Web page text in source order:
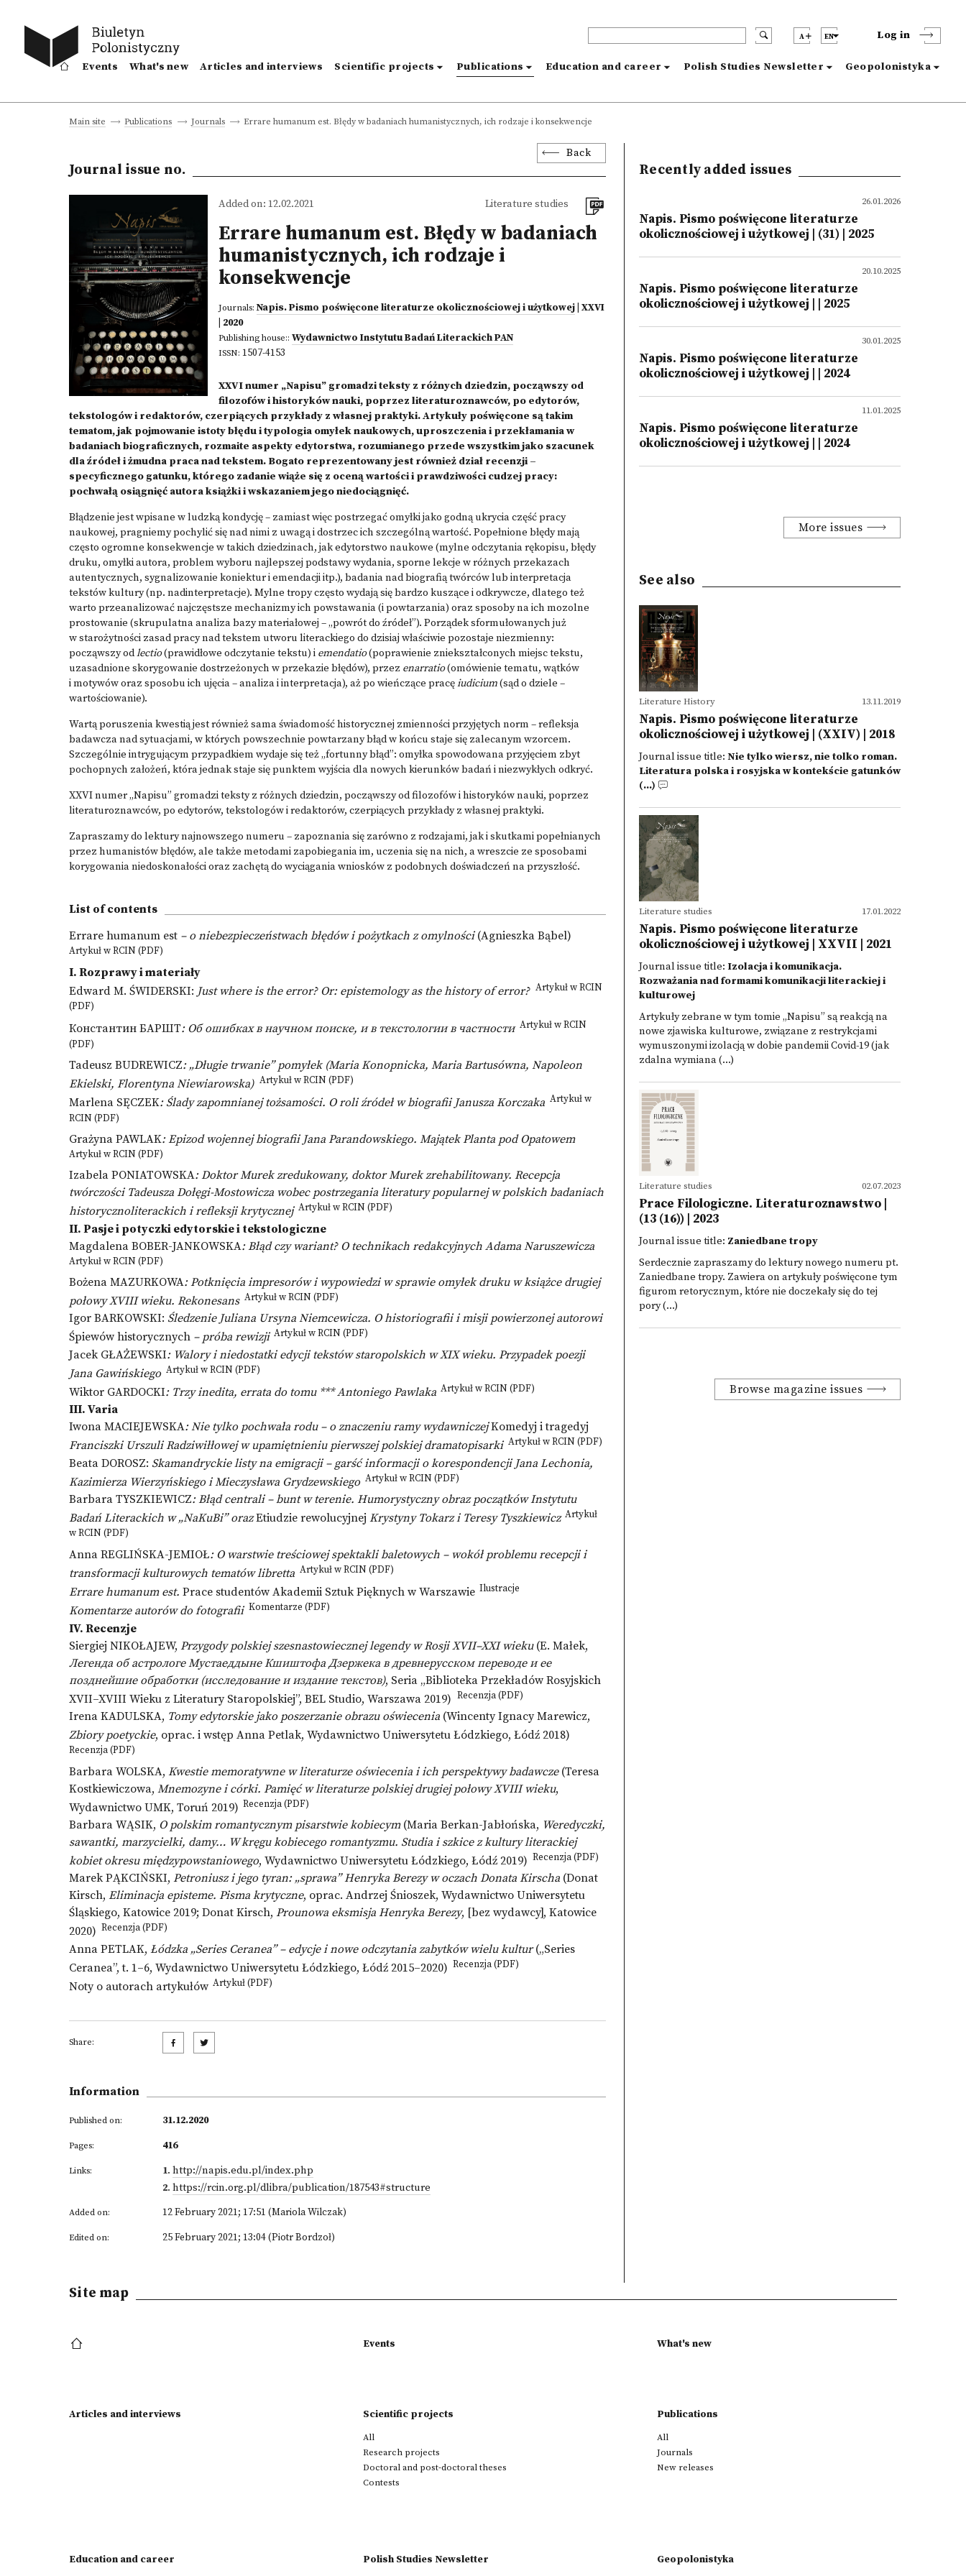
A EN Log in
Events What's new Articles and interviews Scientific projects Publications Education and career Polish Studies Newsletter Geopolonistyka
Main site Publications Journals Errare humanum est. Błędy w badaniach humanistycznych, ich rodzaje i konsekwencje
Back
Journal issue no.
Added on: 12.02.2021 Literature studies
Errare humanum est. Błędy w badaniach
humanistycznych, ich rodzaje i
konsekwencje
Journals: Napis. Pismo poświęcone literaturze okolicznościowej i użytkowej | XXVI
| 2020
Publishing house:: Wydawnictwo Instytutu Badań Literackich PAN
ISSN: 1507-4153
XXVI numer „Napisu” gromadzi teksty z różnych dziedzin, począwszy od
filozofów i historyków nauki, poprzez literaturoznawców, po edytorów,
tekstologów i redaktorów, czerpiących przykłady z własnej praktyki. Artykuły poświęcone są takim
tematom, jak pojmowanie istoty błędu i typologia omyłek naukowych, uproszczenia i przekłamania w
badaniach biograficznych, rozmaite aspekty edytorstwa, rozumianego przede wszystkim jako szacunek
dla źródeł i żmudna praca nad tekstem. Bogato reprezentowany jest również dział recenzji –
specyficznego gatunku, którego zadanie wiąże się z oceną wartości i prawdziwości cudzej pracy:
pochwałą osiągnięć autora książki i wskazaniem jego niedociągnięć.
Błądzenie jest wpisane w ludzką kondycję – zamiast więc postrzegać omyłki jako godną ukrycia część pracy
naukowej, pragniemy pochylić się nad nimi z uwagą i dostrzec ich szczególną wartość. Popełnione błędy mają
często ogromne konsekwencje w takich dziedzinach, jak edytorstwo naukowe (mylne odczytania rękopisu, błędy
druku, omyłki autora, problem wyboru najlepszej podstawy wydania, sporne lekcje w różnych przekazach
autentycznych, sygnalizowanie koniektur i emendacji itp.), badania nad biografią twórców lub interpretacja
tekstów kultury (np. nadinterpretacje). Mylne tropy często wydają się bardzo kuszące i odkrywcze, dlatego też
warto przeanalizować najczęstsze mechanizmy ich powstawania (i powtarzania) oraz sposoby na ich mozolne
prostowanie (skrupulatna analiza bazy materiałowej – „powrót do źródeł”). Porządek sformułowanych już
w starożytności zasad pracy nad tekstem utworu literackiego do dzisiaj właściwie pozostaje niezmienny:
począwszy odlectio(prawidłowe odczytanie tekstu) i emendatio(poprawienie zniekształconych miejsc tekstu,
uzasadnione skorygowanie dostrzeżonych w przekazie błędów), przez enarratio(omówienie tematu, wątków
i motywów oraz sposobu ich ujęcia – analiza i interpretacja), aż po wieńczące pracęiudicium(sąd o dziele –
wartościowanie).
Wartą poruszenia kwestią jest również sama świadomość historycznej zmienności przyjętych norm – refleksja
badawcza nad sytuacjami, w których powszechnie powtarzany błąd w końcu staje się zalecanym wzorcem.
Szczególnie intrygującym przypadkiem wydaje się też „fortunny błąd”: omyłka spowodowana przyjęciem zbyt
pochopnych założeń, która jednak staje się punktem wyjścia dla nowych kierunków badań i niezwykłych odkryć.
XXVI numer „Napisu” gromadzi teksty z różnych dziedzin, począwszy od filozofów i historyków nauki, poprzez
literaturoznawców, po edytorów, tekstologów i redaktorów, czerpiących przykłady z własnej praktyki.
Zapraszamy do lektury najnowszego numeru – zapoznania się zarówno z rodzajami, jak i skutkami popełnianych
przez humanistów błędów, ale także metodami zapobiegania im, uczenia się na nich, a wreszcie ze sposobami
korygowania niedoskonałości oraz zachętą do wyciągania wniosków z podobnych doświadczeń na przyszłość.
List of contents
Errare humanum est – o niebezpieczeństwach błędów i pożytkach z omylności(Agnieszka Bąbel)
Artykuł w RCIN (PDF)
I. Rozprawy i materiały
Edward M. ŚWIDERSKI: Just where is the error? Or: epistemology as the history of error? Artykuł w RCIN
(PDF)
Константин БАРШТ: Об ошибках в научном поиске, и в текстологии в частности Artykuł w RCIN
(PDF)
Tadeusz BUDREWICZ: „Długie trwanie” pomyłek (Maria Konopnicka, Maria Bartusówna, Napoleon
Ekielski, Florentyna Niewiarowska) Artykuł w RCIN (PDF)
Marlena SĘCZEK: Ślady zapomnianej tożsamości. O roli źródeł w biografii Janusza Korczaka Artykuł w
RCIN (PDF)
Grażyna PAWLAK: Epizod wojennej biografii Jana Parandowskiego. Majątek Planta pod Opatowem
Artykuł w RCIN (PDF)
Izabela PONIATOWSKA: Doktor Murek zredukowany, doktor Murek zrehabilitowany. Recepcja
twórczości Tadeusza Dołęgi-Mostowicza wobec postrzegania literatury popularnej w polskich badaniach
historycznoliterackich i refleksji krytycznej Artykuł w RCIN (PDF)
II. Pasje i potyczki edytorskie i tekstologiczne
Magdalena BOBER-JANKOWSKA: Błąd czy wariant? O technikach redakcyjnych Adama Naruszewicza
Artykuł w RCIN (PDF)
Bożena MAZURKOWA: Potknięcia impresorów i wypowiedzi w sprawie omyłek druku w książce drugiej
połowy XVIII wieku. Rekonesans Artykuł w RCIN (PDF)
Igor BARKOWSKI: Śledzenie Juliana Ursyna Niemcewicza. O historiografii i misji powierzonej autorowi
Śpiewów historycznych – próba rewizjiArtykuł w RCIN (PDF)
Jacek GŁAŻEWSKI: Walory i niedostatki edycji tekstów staropolskich w XIX wieku. Przypadek poezji
Jana Gawińskiego Artykuł w RCIN (PDF)
Wiktor GARDOCKI: Trzy inedita, errata do tomu *** Antoniego Pawlaka Artykuł w RCIN (PDF)
III. Varia
Iwona MACIEJEWSKA: Nie tylko pochwała rodu – o znaczeniu ramy wydawniczejKomedyj i tragedyj
Franciszki Urszuli Radziwiłłowej w upamiętnieniu pierwszej polskiej dramatopisarki Artykuł w RCIN (PDF)
Beata DOROSZ: Skamandryckie listy na emigracji – garść informacji o korespondencji Jana Lechonia,
Kazimierza Wierzyńskiego i Mieczysława Grydzewskiego Artykuł w RCIN (PDF)
Barbara TYSZKIEWICZ: Błąd centrali – bunt w terenie. Humorystyczny obraz początków Instytutu
Badań Literackich w „NaKuBi” orazEtiudzie rewolucyjnej Krystyny Tokarz i Teresy Tyszkiewicz Artykuł
w RCIN (PDF)
Anna REGLIŃSKA-JEMIOŁ: O warstwie treściowej spektakli baletowych – wokół problemu recepcji i
transformacji kulturowych tematów libretta Artykuł w RCIN (PDF)
Errare humanum est. Prace studentów Akademii Sztuk Pięknych w Warszawie Ilustracje
Komentarze autorów do fotografii Komentarze (PDF)
IV. Recenzje
Siergiej NIKOŁAJEW, Przygody polskiej szesnastowiecznej legendy w Rosji XVII–XXI wieku(E. Małek,
Легенда об астрологе Мустаеддыне Кшиштофа Дзержека в древнерусском переводе и ее
позднейшие обработки (исследование и издание текстов), Seria „Biblioteka Przekładów Rosyjskich
XVII–XVIII Wieku z Literatury Staropolskiej”, BEL Studio, Warszawa 2019) Recenzja (PDF)
Irena KADULSKA, Tomy edytorskie jako poszerzanie obrazu oświecenia (Wincenty Ignacy Marewicz,
Zbiory poetyckie, oprac. i wstęp Anna Petlak, Wydawnictwo Uniwersytetu Łódzkiego, Łódź 2018)
Recenzja (PDF)
Barbara WOLSKA, Kwestie memoratywne w literaturze oświecenia i ich perspektywy badawcze(Teresa
Kostkiewiczowa, Mnemozyne i córki. Pamięć w literaturze polskiej drugiej połowy XVIII wieku,
Wydawnictwo UMK, Toruń 2019) Recenzja (PDF)
Barbara WĄSIK, O polskim romantycznym pisarstwie kobiecym(Maria Berkan-Jabłońska, Weredyczki,
sawantki, marzycielki, damy… W kręgu kobiecego romantyzmu. Studia i szkice z kultury literackiej
kobiet okresu międzypowstaniowego, Wydawnictwo Uniwersytetu Łódzkiego, Łódź 2019) Recenzja (PDF)
Marek PĄKCIŃSKI, Petroniusz i jego tyran: „sprawa” Henryka Berezy w oczach Donata Kirscha (Donat
Kirsch, Eliminacja episteme. Pisma krytyczne, oprac. Andrzej Śnioszek, Wydawnictwo Uniwersytetu
Śląskiego, Katowice 2019; Donat Kirsch, Prounowa eksmisja Henryka Berezy, [bez wydawcy], Katowice
2020) Recenzja (PDF)
Anna PETLAK, Łódzka „Series Ceranea” – edycje i nowe odczytania zabytków wielu kultur(„Series
Ceranea”, t. 1–6, Wydawnictwo Uniwersytetu Łódzkiego, Łódź 2015–2020) Recenzja (PDF)
Noty o autorach artykułów Artykuł (PDF)
Share:
Information
Published on: 31.12.2020
Pages: 416
Links: 1. http://napis.edu.pl/index.php
2. https://rcin.org.pl/dlibra/publication/187543#structure
Added on: 12 February 2021; 17:51 (Mariola Wilczak)
Edited on: 25 February 2021; 13:04 (Piotr Bordzoł)
Recently added issues
26.01.2026
Napis. Pismo poświęcone literaturze
okolicznościowej i użytkowej | (31) | 2025
20.10.2025
Napis. Pismo poświęcone literaturze
okolicznościowej i użytkowej | | 2025
30.01.2025
Napis. Pismo poświęcone literaturze
okolicznościowej i użytkowej | | 2024
11.01.2025
Napis. Pismo poświęcone literaturze
okolicznościowej i użytkowej | | 2024
More issues
See also
13.11.2019
Literature History
Napis. Pismo poświęcone literaturze
okolicznościowej i użytkowej | (XXIV) | 2018
Journal issue title: Nie tylko wiersz, nie tolko roman.
Literatura polska i rosyjska w kontekście gatunków
(...)
17.01.2022
Literature studies
Napis. Pismo poświęcone literaturze
okolicznościowej i użytkowej | XXVII | 2021
Journal issue title: Izolacja i komunikacja.
Rozważania nad formami komunikacji literackiej i
kulturowej
Artykuły zebrane w tym tomie „Napisu” są reakcją na
nowe zjawiska kulturowe, związane z restrykcjami
wymuszonymi izolacją w dobie pandemii Covid-19 (jak
zdalna wymiana (...)
02.07.2023
Literature studies
Prace Filologiczne. Literaturoznawstwo |
(13 (16)) | 2023
Journal issue title: Zaniedbane tropy
Serdecznie zapraszamy do lektury nowego numeru pt.
Zaniedbane tropy. Zawiera on artykuły poświęcone tym
figurom retorycznym, które nie doczekały się do tej
pory (...)
Browse magazine issues
Site map
Events What's new
Articles and interviews Scientific projects
All
Research projects
Doctoral and post-doctoral theses
Contests
Publications
All
Journals
New releases
Education and career Polish Studies Newsletter Geopolonistyka